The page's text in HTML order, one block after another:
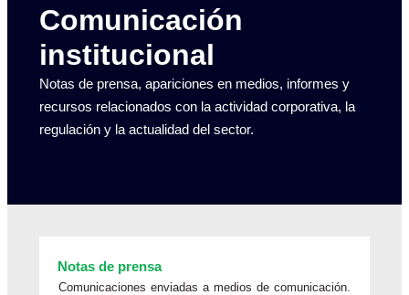
Comunicación
institucional
Notas de prensa, apariciones en medios, informes y
recursos relacionados con la actividad corporativa, la
regulación y la actualidad del sector.
Notas de prensa
Comunicaciones enviadas a medios de comunicación.